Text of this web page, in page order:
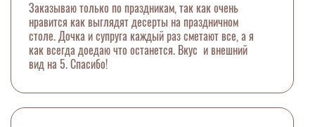
Заказываю только по праздникам, так как очень
нравится как выглядят десерты на праздничном
столе. Дочка и супруга каждый раз сметают все, а я
как всегда доедаю что останется. Вкус и внешний
вид на 5. Спасибо!